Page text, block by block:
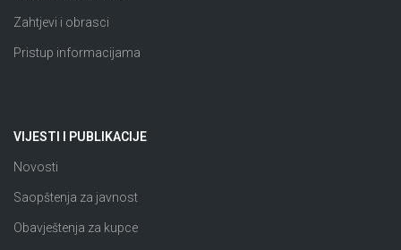
Zahtjevi i obrasci
Pristup informacijama
VIJESTI I PUBLIKACIJE
Novosti
Saopštenja za javnost
Obavještenja za kupce